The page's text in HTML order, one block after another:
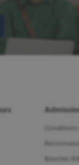
Bourses